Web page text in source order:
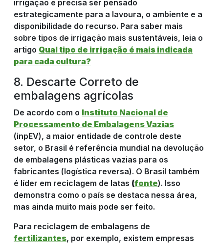
irrigação e precisa ser pensado
estrategicamente para a lavoura, o ambiente e a
disponibilidade do recurso. Para saber mais
sobre tipos de irrigação mais sustentáveis, leia o
artigo Qual tipo de irrigação é mais indicada
para cada cultura?
8. Descarte Correto de
embalagens agrícolas
De acordo com o Instituto Nacional de
Processamento de Embalagens Vazias
(inpEV), a maior entidade de controle deste
setor, o Brasil é referência mundial na devolução
de embalagens plásticas vazias para os
fabricantes (logística reversa). O Brasil também
é líder em reciclagem de latas (fonte). Isso
demonstra como o país se destaca nessa área,
mas ainda muito mais pode ser feito.
Para reciclagem de embalagens de
fertilizantes, por exemplo, existem empresas